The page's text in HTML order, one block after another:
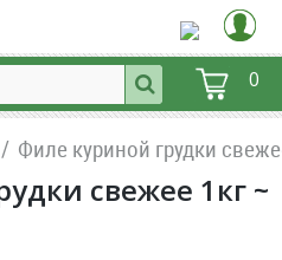
0
Филе куриной грудки
свежее 1кг ~